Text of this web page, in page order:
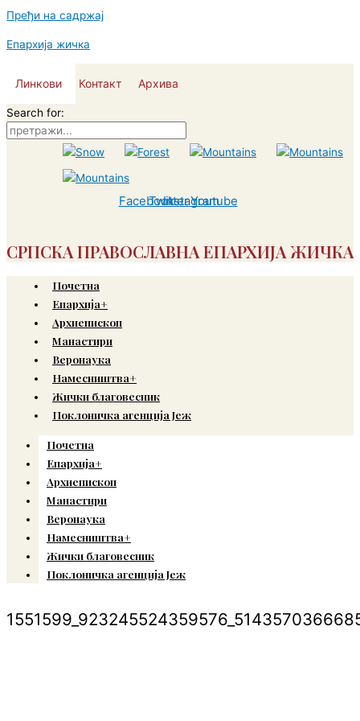
Пређи на садржај
Епархија жичка
Линкови Контакт Архива
Search for:
Facebook
Twitter
Instagram
Youtube
СРПСКА ПРАВОСЛАВНА ЕПАРХИЈА ЖИЧКА
Почетна
Епархија+
Архиепископ
Манастири
Веронаука
Намесништва+
Жички благовесник
Поклоничка агенција Јеж
Почетна
Епархија+
Архиепископ
Манастири
Веронаука
Намесништва+
Жички благовесник
Поклоничка агенција Јеж